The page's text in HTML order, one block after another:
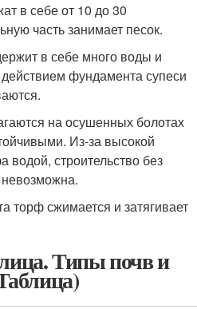
в себе от 10 до 30
часть занимает песок.
в себе много воды и
фундамента супеси
на осушенных болотах
Из-за высокой
строительство без
торф сжимается и затягивает
Типы почв и